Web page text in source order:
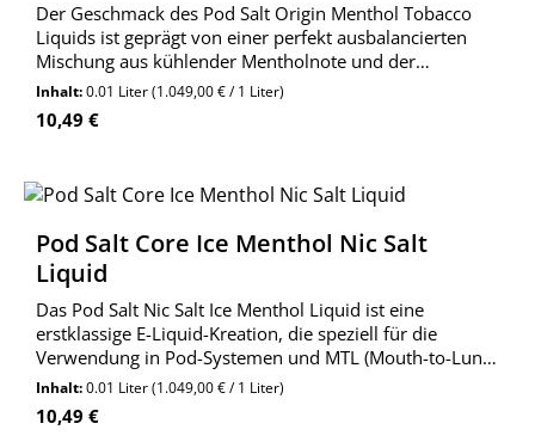
Der Geschmack des Pod Salt Origin Menthol Tobacco
Liquids ist geprägt von einer perfekt ausbalancierten
Mischung aus kühlender Mentholnote und der
angenehmen Tiefe von Tabakaromen. Die kühlende
Wirkung des Menthol sorgt für eine erfrischende Brise.
Inhalt:0.01 Liter(1.049,00 € / 1 Liter)
Regulärer Preis:
10,49 €
Pod Salt Core Ice Menthol Nic Salt
Liquid
Das Pod Salt Nic Salt Ice Menthol Liquid ist eine
erstklassige E-Liquid-Kreation, die speziell für die
Verwendung in Pod-Systemen und MTL (Mouth-to-Lung)
Verdampfern entwickelt wurde. Diese
außergewöhnliche E-Liquid-Komposition bietet eine
erfrischende un
Inhalt:0.01 Liter(1.049,00 € / 1 Liter)
Regulärer Preis:
10,49 €